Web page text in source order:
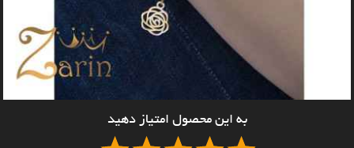
به این محصول امتیاز دهید